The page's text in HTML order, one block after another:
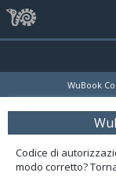
WuBook
Codice di
modo corretto?